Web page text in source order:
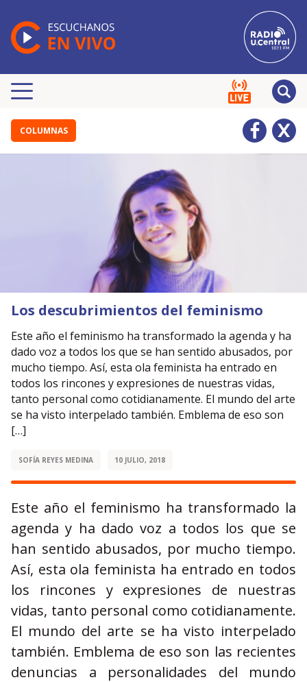
COLUMNAS
Los descubrimientos del feminismo
Este año el feminismo ha transformado la agenda y ha
dado voz a todos los que se han sentido abusados, por
mucho tiempo. Así, esta ola feminista ha entrado en
todos los rincones y expresiones de nuestras vidas,
tanto personal como cotidianamente. El mundo del arte
se ha visto interpelado también. Emblema de eso son
[…]
SOFÍA REYES MEDINA 10 JULIO, 2018
Este año el feminismo ha transformado la
agenda y ha dado voz a todos los que se
han sentido abusados, por mucho tiempo.
Así, esta ola feminista ha entrado en todos
los rincones y expresiones de nuestras
vidas, tanto personal como cotidianamente.
El mundo del arte se ha visto interpelado
también. Emblema de eso son las recientes
denuncias a personalidades del mundo